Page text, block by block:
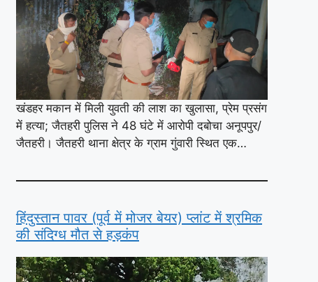
खंडहर मकान में मिली युवती की लाश का खुलासा, प्रेम प्रसंग
में हत्या; जैतहरी पुलिस ने 48 घंटे में आरोपी दबोचा अनूपपुर/
जैतहरी। जैतहरी थाना क्षेत्र के ग्राम गुंवारी स्थित एक…
हिंदुस्तान पावर (पूर्व में मोजर बेयर) प्लांट में श्रमिक
की संदिग्ध मौत से हड़कंप